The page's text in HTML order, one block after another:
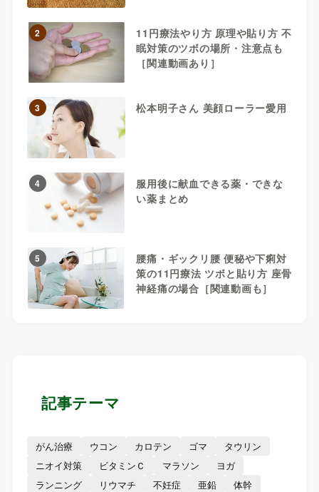
2
11円療法やり方 原理や貼り方 不
眠対策のツボの場所・注意点も
［関連動画あり］
3 松本明子さん 美顔ローラー愛用
4
服用後に献血できる薬・できな
い薬まとめ
5
腰痛・ギックリ腰 便秘や下痢対
策の11円療法 ツボと貼り方 座骨
神経痛の場合［関連動画も］
記事テーマ
がん治療 ウコン カロテン ゴマ
タウリン
ニオイ対策
ビタミンＣ マラソン
ヨガ
ランニング
リウマチ 不妊症 亜鉛
体幹